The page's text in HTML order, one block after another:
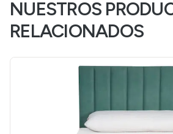
NUESTROS
RELACIONADOS